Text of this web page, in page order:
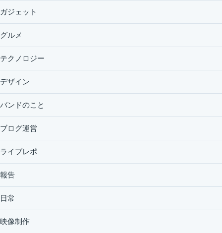
ガジェット
グルメ
テクノロジー
デザイン
バンドのこと
ブログ運営
ライブレポ
報告
日常
映像制作